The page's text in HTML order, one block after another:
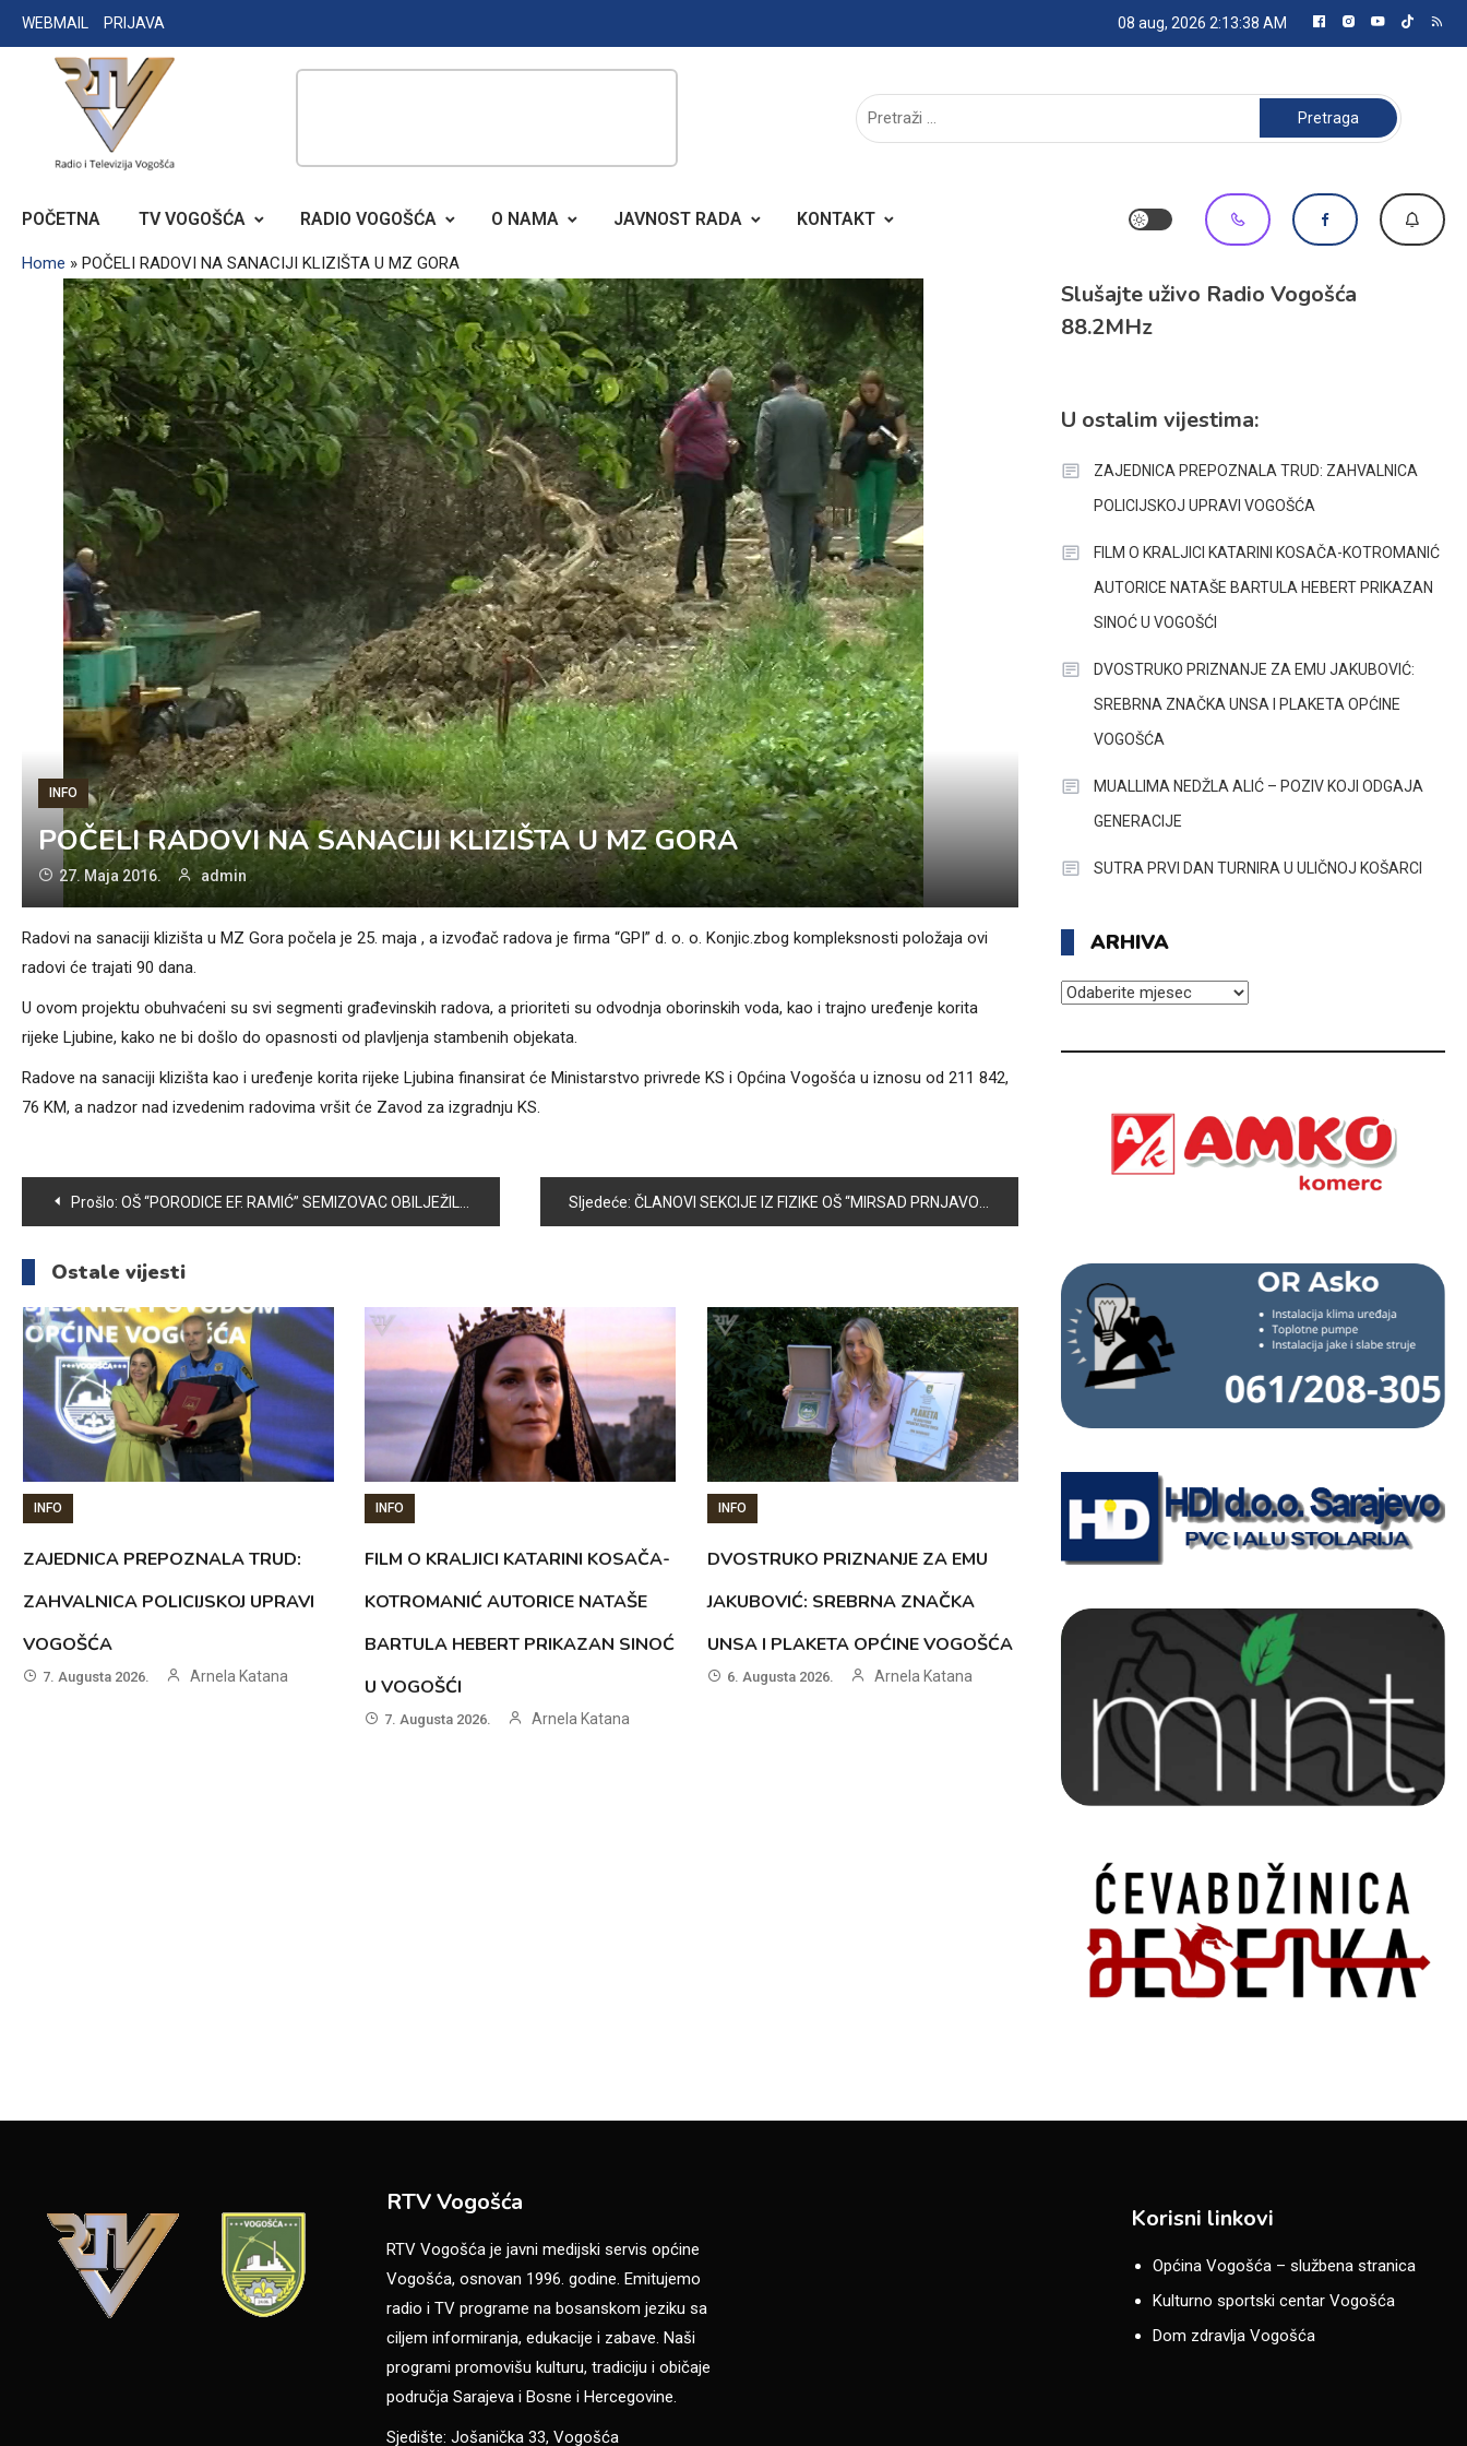
Skip
to
WEBMAIL PRIJAVA 08 aug, 2026 2:13:39 AM
RADIO TELEVIZIJA VOGOŠĆA
Pretraga:
POČETNA TV VOGOŠĆA RADIO VOGOŠĆA O NAMA JAVNOST RADA KONTAKT
Home » POČELI RADOVI NA SANACIJI KLIZIŠTA U MZ GORA
INFO
POČELI RADOVI NA SANACIJI KLIZIŠTA U MZ GORA
27. Maja 2016. admin
Radovi na sanaciji klizišta u MZ Gora počela je 25. maja , a izvođač radova je firma “GPI” d. o. o. Konjic.zbog kompleksnosti položaja ovi
radovi će trajati 90 dana.
U ovom projektu obuhvaćeni su svi segmenti građevinskih radova, a prioriteti su odvodnja oborinskih voda, kao i trajno uređenje korita
rijeke Ljubine, kako ne bi došlo do opasnosti od plavljenja stambenih objekata.
Radove na sanaciji klizišta kao i uređenje korita rijeke Ljubina finansirat će Ministarstvo privrede KS i Općina Vogošća u iznosu od 211 842,
76 KM, a nadzor nad izvedenim radovima vršit će Zavod za izgradnju KS.
Navigacija
članaka
Prošlo: OŠ “PORODICE EF. RAMIĆ” SEMIZOVAC OBILJEŽILA DAN ŠKOLE Sljedeće: ČLANOVI SEKCIJE IZ FIZIKE OŠ “MIRSAD PRNJAVORAC” OSTVARILI ZAPAŽENE REZULTATE NA TAKMIČENJIMA
Ostale vijesti
INFO
ZAJEDNICA PREPOZNALA TRUD:
ZAHVALNICA POLICIJSKOJ UPRAVI
VOGOŠĆA
7. Augusta 2026. Arnela Katana
INFO
FILM O KRALJICI KATARINI KOSAČA-
KOTROMANIĆ AUTORICE NATAŠE
BARTULA HEBERT PRIKAZAN SINOĆ
U VOGOŠĆI
7. Augusta 2026. Arnela Katana
INFO
DVOSTRUKO PRIZNANJE ZA EMU
JAKUBOVIĆ: SREBRNA ZNAČKA
UNSA I PLAKETA OPĆINE VOGOŠĆA
6. Augusta 2026. Arnela Katana
Slušajte uživo Radio Vogošća
88.2MHz
U ostalim vijestima:
ZAJEDNICA PREPOZNALA TRUD: ZAHVALNICA
POLICIJSKOJ UPRAVI VOGOŠĆA
FILM O KRALJICI KATARINI KOSAČA-KOTROMANIĆ
AUTORICE NATAŠE BARTULA HEBERT PRIKAZAN
SINOĆ U VOGOŠĆI
DVOSTRUKO PRIZNANJE ZA EMU JAKUBOVIĆ:
SREBRNA ZNAČKA UNSA I PLAKETA OPĆINE
VOGOŠĆA
MUALLIMA NEDŽLA ALIĆ – POZIV KOJI ODGAJA
GENERACIJE
SUTRA PRVI DAN TURNIRA U ULIČNOJ KOŠARCI
ARHIVA
ARHIVA
RTV Vogošća
RTV Vogošća je javni medijski servis općine
Vogošća, osnovan 1996. godine. Emitujemo
radio i TV programe na bosanskom jeziku sa
ciljem informiranja, edukacije i zabave. Naši
programi promovišu kulturu, tradiciju i običaje
područja Sarajeva i Bosne i Hercegovine.
Sjedište: Jošanička 33, Vogošća
Korisni linkovi
Općina Vogošća – službena stranica
Kulturno sportski centar Vogošća
Dom zdravlja Vogošća